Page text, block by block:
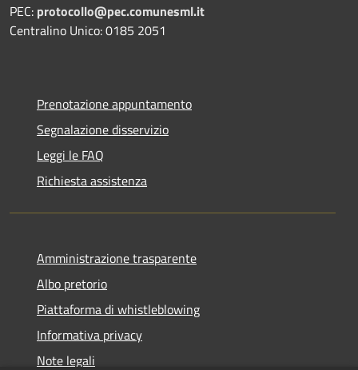
PEC: protocollo@pec.comunesml.it
Centralino Unico: 0185 2051
Prenotazione appuntamento
Segnalazione disservizio
Leggi le FAQ
Richiesta assistenza
Amministrazione trasparente
Albo pretorio
Piattaforma di whistleblowing
Informativa privacy
Note legali